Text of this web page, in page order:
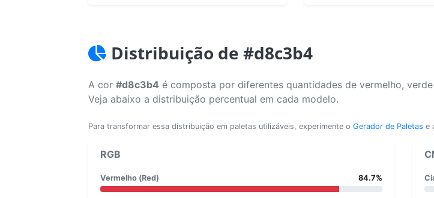
Distribuição de #d8c3b4
A cor #d8c3b4 é composta por diferentes quantidades de vermelho,
Veja abaixo a distribuição percentual em cada modelo.
Para transformar essa distribuição em paletas utilizáveis, experimente o Gerador de Paletas e
RGB
Vermelho (Red) 84.7%